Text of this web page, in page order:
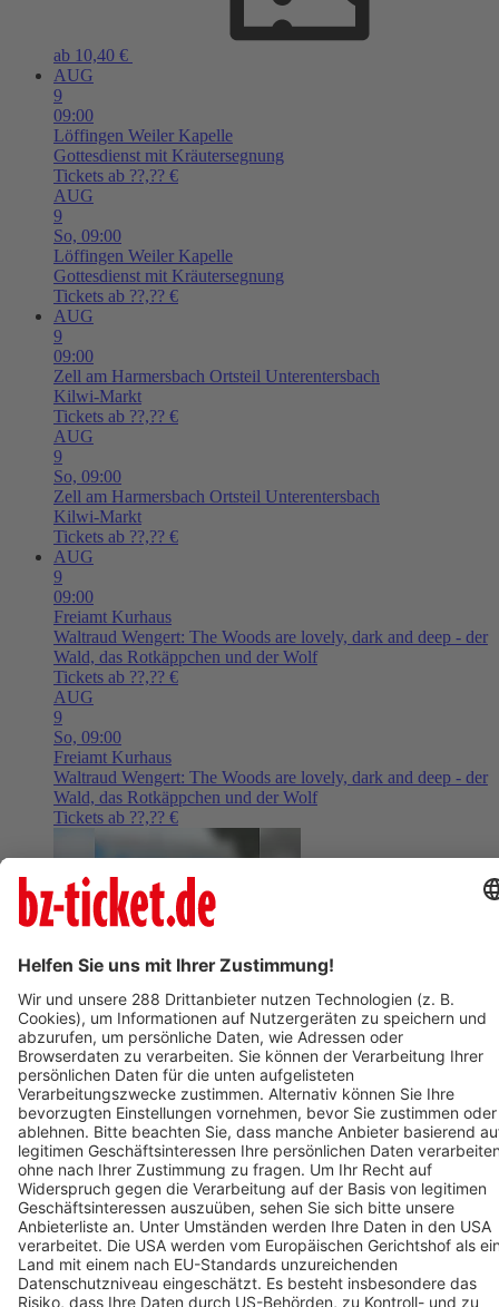
ab 10,40 €
AUG
9
09:00
Löffingen Weiler Kapelle
Gottesdienst mit Kräutersegnung
Tickets ab ??,?? €
AUG
9
So, 09:00
Löffingen Weiler Kapelle
Gottesdienst mit Kräutersegnung
Tickets ab ??,?? €
AUG
9
09:00
Zell am Harmersbach Ortsteil Unterentersbach
Kilwi-Markt
Tickets ab ??,?? €
AUG
9
So, 09:00
Zell am Harmersbach Ortsteil Unterentersbach
Kilwi-Markt
Tickets ab ??,?? €
AUG
9
09:00
Freiamt Kurhaus
Waltraud Wengert: The Woods are lovely, dark and deep - der
Wald, das Rotkäppchen und der Wolf
Tickets ab ??,?? €
AUG
9
So, 09:00
Freiamt Kurhaus
Waltraud Wengert: The Woods are lovely, dark and deep - der
Wald, das Rotkäppchen und der Wolf
Tickets ab ??,?? €
AUG
9
09:00
BERLIN Mauerpark Berlin
Graffitiworkshop im Mauerpark
ab 105,01 €
AUG
9